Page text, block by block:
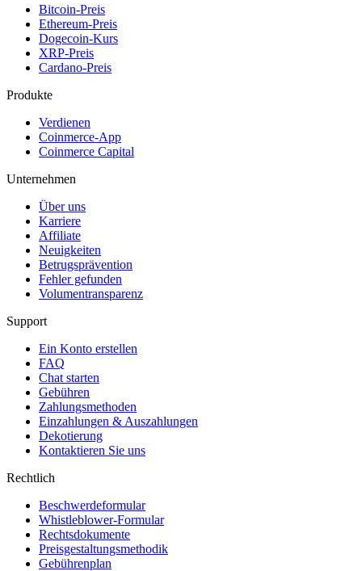
Bitcoin-Preis
Ethereum-Preis
Dogecoin-Kurs
XRP-Preis
Cardano-Preis
Produkte
Verdienen
Coinmerce-App
Coinmerce Capital
Unternehmen
Über uns
Karriere
Affiliate
Neuigkeiten
Betrugsprävention
Fehler gefunden
Volumentransparenz
Support
Ein Konto erstellen
FAQ
Chat starten
Gebühren
Zahlungsmethoden
Einzahlungen & Auszahlungen
Dekotierung
Kontaktieren Sie uns
Rechtlich
Beschwerdeformular
Whistleblower-Formular
Rechtsdokumente
Preisgestaltungsmethodik
Gebührenplan